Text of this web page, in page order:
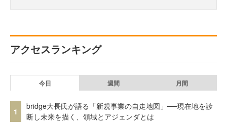
アクセスランキング
今日 週間 月間
1
bridge大長氏が語る「新規事業の自走地図」──現在地を診
断し未来を描く、領域とアジェンダとは